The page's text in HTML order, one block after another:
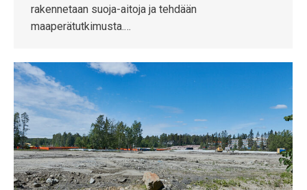
rakennetaan suoja-aitoja ja tehdään
maaperätutkimusta.…